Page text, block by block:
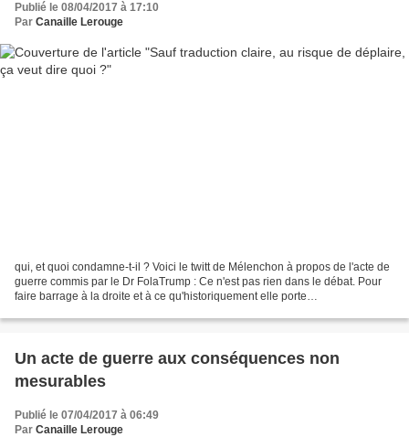
Publié le 08/04/2017 à 17:10
Par Canaille Lerouge
qui, et quoi condamne-t-il ? Voici le twitt de Mélenchon à propos de l'acte de
guerre commis par le Dr FolaTrump : Ce n'est pas rien dans le débat. Pour
faire barrage à la droite et à ce qu'historiquement elle porte
Un acte de guerre aux conséquences non
mesurables
Publié le 07/04/2017 à 06:49
Par Canaille Lerouge